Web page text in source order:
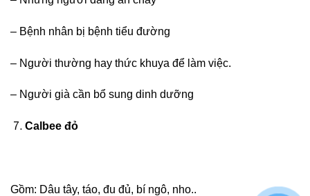
– Bệnh nhân bị bệnh tiểu đường
– Người thường hay thức khuya để làm việc.
– Người già cần bổ sung dinh dưỡng
Calbee đỏ
Gồm: Dâu tây, táo, đu đủ, bí ngô, nho..